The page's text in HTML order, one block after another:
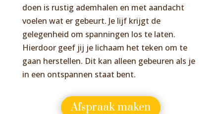
doen is rustig ademhalen en met aandacht
voelen wat er gebeurt. Je lijf krijgt de
gelegenheid om spanningen los te laten.
Hierdoor geef jij je lichaam het teken om te
gaan herstellen. Dit kan alleen gebeuren als je
in een ontspannen staat bent.
Afspraak maken